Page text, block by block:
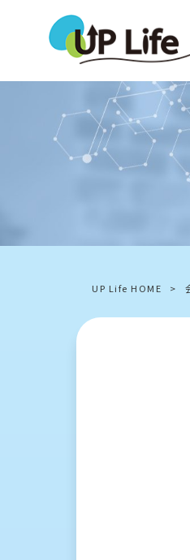
UP Life HOME >